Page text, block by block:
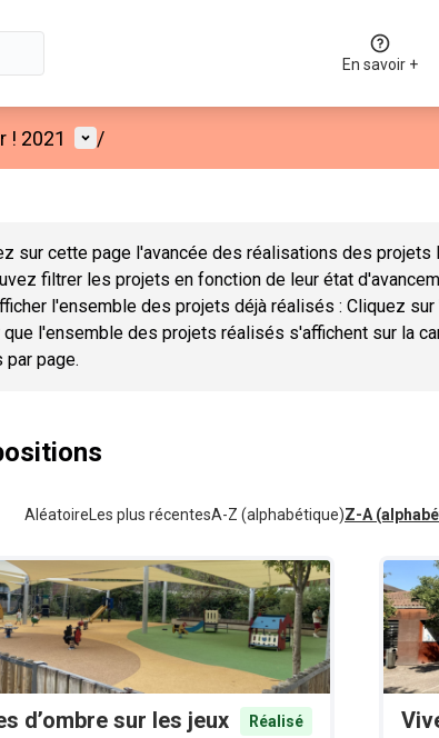
En savoir +
! 2021 Menu utilisateur
/
sur cette page l'avancée des réalisations des projets
filtrer les projets en fonction de leur état
l'ensemble des projets déjà réalisés : Cliquez
l'ensemble des projets réalisés s'affichent sur la
page.
Aléatoire Les plus récentesA-Z (alphabétique)Z-A
d’ombre sur les jeux
Réalisé